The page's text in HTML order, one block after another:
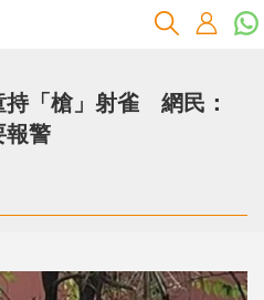
持「槍」射雀 網民：
報警